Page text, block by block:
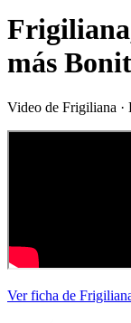
más
Video de Frigiliana ·
Ver ficha de